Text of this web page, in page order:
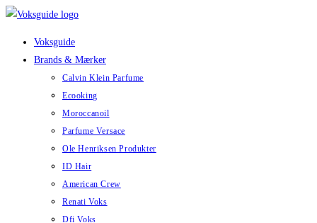
Skip
Voksguide
Brands & Mærker
Calvin Klein Parfume
Ecooking
Moroccanoil
Parfume Versace
Ole Henriksen Produkter
ID Hair
American Crew
Renati Voks
Dfi Voks